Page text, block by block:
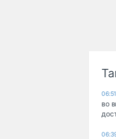
06:51
во